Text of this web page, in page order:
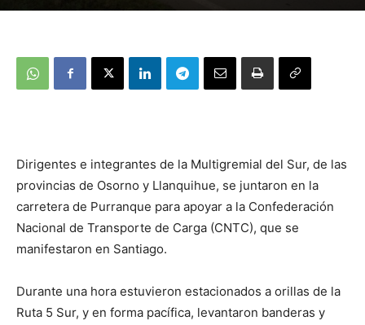
Dirigentes e integrantes de la Multigremial del Sur, de las
provincias de Osorno y Llanquihue, se juntaron en la
carretera de Purranque para apoyar a la Confederación
Nacional de Transporte de Carga (CNTC), que se
manifestaron en Santiago.
Durante una hora estuvieron estacionados a orillas de la
Ruta 5 Sur, y en forma pacífica, levantaron banderas y